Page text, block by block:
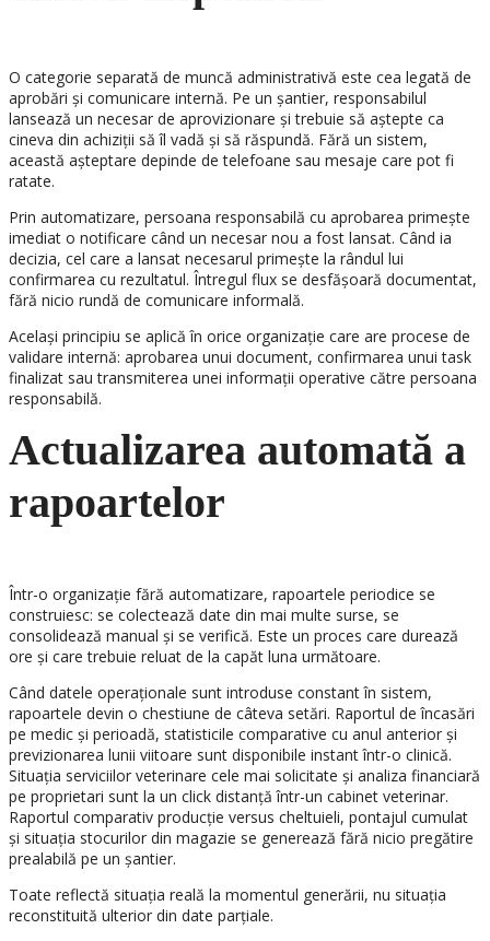
O categorie separată de muncă administrativă este cea legată de
aprobări și comunicare internă. Pe un șantier, responsabilul
lansează un necesar de aprovizionare și trebuie să aștepte ca
cineva din achiziții să îl vadă și să răspundă. Fără un sistem,
această așteptare depinde de telefoane sau mesaje care pot fi
ratate.
Prin automatizare, persoana responsabilă cu aprobarea primește
imediat o notificare când un necesar nou a fost lansat. Când ia
decizia, cel care a lansat necesarul primește la rândul lui
confirmarea cu rezultatul. Întregul flux se desfășoară documentat,
fără nicio rundă de comunicare informală.
Același principiu se aplică în orice organizație care are procese de
validare internă: aprobarea unui document, confirmarea unui task
finalizat sau transmiterea unei informații operative către persoana
responsabilă.
Actualizarea automată a
rapoartelor
Într-o organizație fără automatizare, rapoartele periodice se
construiesc: se colectează date din mai multe surse, se
consolidează manual și se verifică. Este un proces care durează
ore și care trebuie reluat de la capăt luna următoare.
Când datele operaționale sunt introduse constant în sistem,
rapoartele devin o chestiune de câteva setări. Raportul de încasări
pe medic și perioadă, statisticile comparative cu anul anterior și
previzionarea lunii viitoare sunt disponibile instant într-o clinică.
Situația serviciilor veterinare cele mai solicitate și analiza financiară
pe proprietari sunt la un click distanță într-un cabinet veterinar.
Raportul comparativ producție versus cheltuieli, pontajul cumulat
și situația stocurilor din magazie se generează fără nicio pregătire
prealabilă pe un șantier.
Toate reflectă situația reală la momentul generării, nu situația
reconstituită ulterior din date parțiale.